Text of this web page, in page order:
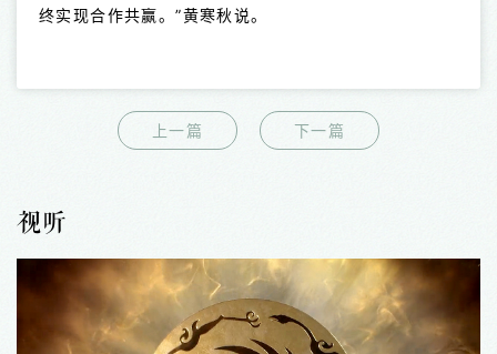
终实现合作共赢。”黄寒秋说。
上一篇 下一篇
视听